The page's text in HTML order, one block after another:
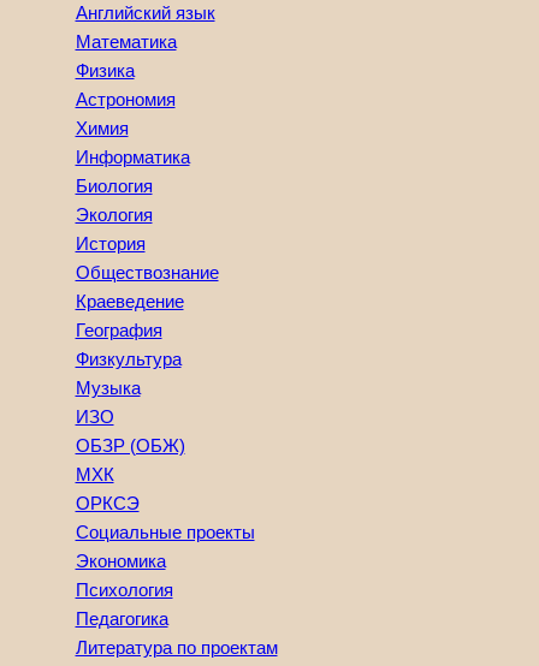
Английский язык
Математика
Физика
Астрономия
Химия
Информатика
Биология
Экология
История
Обществознание
Краеведение
География
Физкультура
Музыка
ИЗО
ОБЗР (ОБЖ)
МХК
ОРКСЭ
Социальные проекты
Экономика
Психология
Педагогика
Литература по проектам